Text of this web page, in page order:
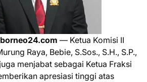
— Ketua Komisi II
Raya, Bebie, S.Sos., S.H., S.P.,
menjabat sebagai Ketua Fraksi
apresiasi tinggi atas